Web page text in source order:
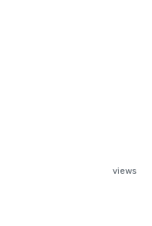
views